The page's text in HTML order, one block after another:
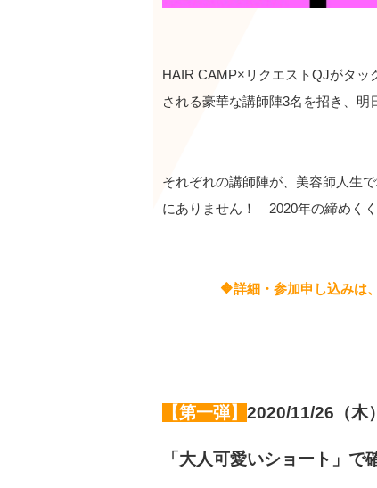
HAIR CAMP×リクエストQJがタ
される豪華な講師陣3名を招き、明
それぞれの講師陣が、美容師人生
にありません！ 2020年の締めく
🔶詳細・参加申し込みは
【第一弾】 2020/11/26（木
「大人可愛いショート」で